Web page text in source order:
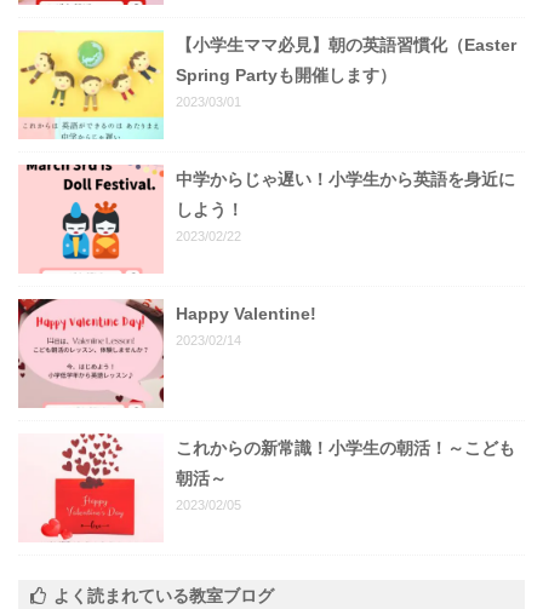
【小学生ママ必見】朝の英語習慣化（Easter
Spring Partyも開催します）
2023/03/01
中学からじゃ遅い！小学生から英語を身近に
しよう！
2023/02/22
Happy Valentine!
2023/02/14
これからの新常識！小学生の朝活！～こども
朝活～
2023/02/05
よく読まれている教室ブログ